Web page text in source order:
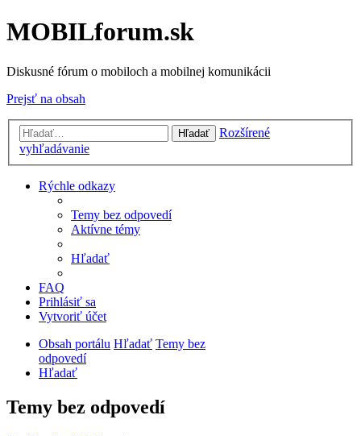
MOBILforum.sk
Diskusné fórum o mobiloch a mobilnej komunikácii
Prejsť na obsah
Hľadať
Rozšírené
vyhľadávanie
Rýchle odkazy
Temy bez odpovedí
Aktívne témy
Hľadať
FAQ
Prihlásiť sa
Vytvoriť účet
Obsah portálu Hľadať Temy bez
odpovedí
Hľadať
Temy bez odpovedí